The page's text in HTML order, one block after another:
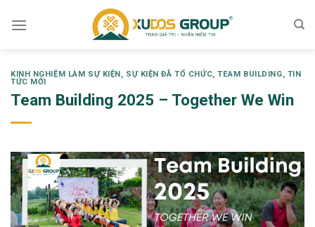
KINH NGHIỆM LÀM SỰ KIỆN, SỰ KIỆN ĐÃ TỔ CHỨC,TEAM BUILDING, TIN
TỨC MỚI
Team Building 2025 – Together We Win